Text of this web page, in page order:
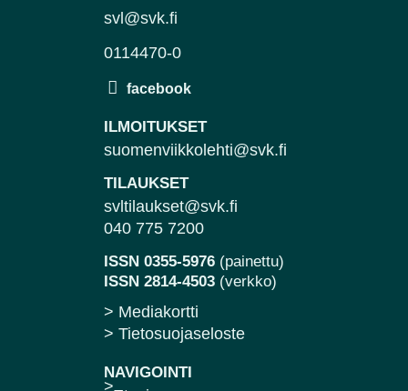
svl@svk.fi
0114470-0
ILMOITUKSET
suomenviikkolehti@svk.fi
TILAUKSET
svltilaukset@svk.fi
040 775 7200
ISSN 0355-5976 (painettu)
ISSN 2814-4503 (verkko)
> Mediakortti
> Tietosuojaseloste
NAVIGOINTI